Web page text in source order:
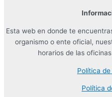
Esta web en donde te
organismo o ente oficial,
horarios de las
Política
Política